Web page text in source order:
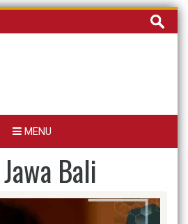
Cari
untuk:
MENU
Bali